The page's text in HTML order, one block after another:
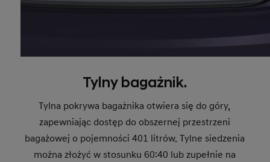
Tylny bagażnik.
Tylna pokrywa bagażnika otwiera się do góry,
zapewniając dostęp do obszernej przestrzeni
bagażowej o pojemności 401 litrów. Tylne siedzenia
można złożyć w stosunku 60:40 lub zupełnie na